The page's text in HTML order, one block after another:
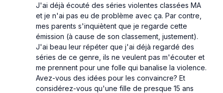
J'ai déjà écouté des séries violentes classées MA
et je n'ai pas eu de problème avec ça. Par contre,
mes parents s'inquiètent que je regarde cette
émission (à cause de son classement, justement).
J'ai beau leur répéter que j'ai déjà regardé des
séries de ce genre, ils ne veulent pas m'écouter et
me prennent pour une folle qui banalise la violence.
Avez-vous des idées pour les convaincre? Et
considérez-vous qu'une fille de presque 15 ans